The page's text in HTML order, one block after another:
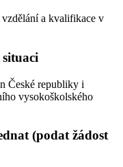
a kvalifikace v
České republiky i
vysokoškolského
(podat žádost